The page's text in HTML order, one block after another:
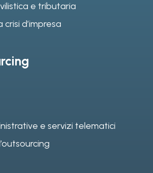
e tributaria
d’impresa
e servizi telematici